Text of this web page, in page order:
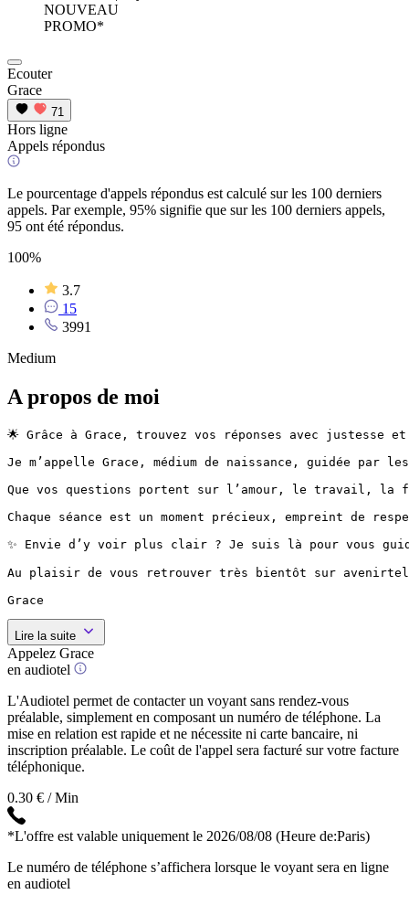
NOUVEAU
PROMO*
Ecouter
Grace
71
Hors ligne
Appels répondus
Le pourcentage d'appels répondus est calculé sur les 100 derniers
appels. Par exemple, 95% signifie que sur les 100 derniers appels,
95 ont été répondus.
100%
3.7
15
3991
Medium
A propos de moi
🌟 Grâce à Grace, trouvez vos réponses avec justesse
Je m’appelle Grace, médium de naissance, guidée
Que vos questions portent sur l’amour, le travail, la
Chaque séance est un moment précieux, empreint de
✨ Envie d’y voir plus clair ? Je suis là pour vous
Au plaisir de vous retrouver très bientôt sur
Lire la suite
Appelez Grace
en audiotel
L'Audiotel permet de contacter un voyant sans rendez-vous
préalable, simplement en composant un numéro de téléphone. La
mise en relation est rapide et ne nécessite ni carte bancaire, ni
inscription préalable. Le coût de l'appel sera facturé sur votre facture
téléphonique.
0.30 € / Min
*L'offre est valable uniquement le 2026/08/08 (Heure de:Paris)
Le numéro de téléphone s’affichera lorsque le voyant sera en ligne
en audiotel